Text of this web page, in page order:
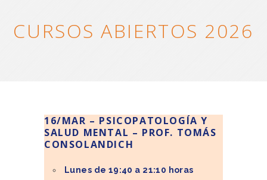
CURSOS ABIERTOS 2026
16/MAR – PSICOPATOLOGÍA Y
SALUD MENTAL – PROF. TOMÁS
CONSOLANDICH
Lunes de 19:40 a 21:10 horas